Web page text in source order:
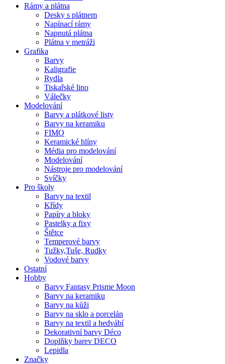
Rámy a plátna
Desky s plátnem
Napínací rámy
Napnutá plátna
Plátna v metráži
Grafika
Barvy
Kaligrafie
Rydla
Tiskařské lino
Válečky
Modelování
Barvy a plátkové listy
Barvy na keramiku
FIMO
Keramické hlíny
Média pro modelování
Modelování
Nástroje pro modelování
Svíčky
Pro školy
Barvy na textil
Křídy
Papíry a bloky
Pastelky a fixy
Štětce
Temperové barvy
Tužky,Tuše, Rudky
Vodové barvy
Ostatní
Hobby
Barvy Fantasy Prisme Moon
Barvy na keramiku
Barvy na kůži
Barvy na sklo a porcelán
Barvy na textil a hedvábí
Dekorativní barvy Déco
Doplňky barev DECO
Lepidla
Značky